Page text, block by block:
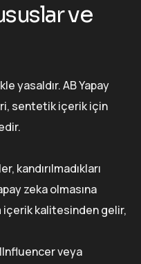
ve
yasaldır. AB Yapay
sentetik içerik için
kandırılmadıkları
zeka olmasına
içerik kalitesinden gelir,
veya